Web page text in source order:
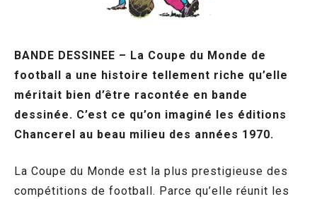
BANDE DESSINEE – La Coupe du Monde de
football a une histoire tellement riche qu’elle
méritait bien d’être racontée en bande
dessinée. C’est ce qu’on imaginé les éditions
Chancerel au beau milieu des années 1970.
La Coupe du Monde est la plus prestigieuse des
compétitions de football. Parce qu’elle réunit les